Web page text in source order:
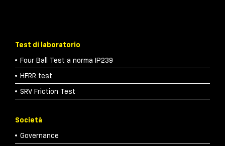
Test di laboratorio
Four Ball Test a norma IP239
HFRR test
SRV Friction Test
Società
Governance